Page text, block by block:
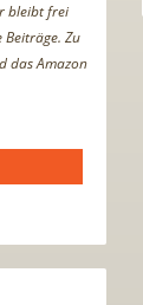
bleibt frei
Zu
das Amazon